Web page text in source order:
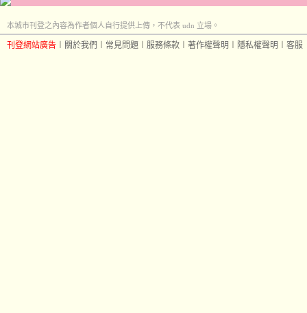
本城市刊登之內容為作者個人自行提供上傳，不代表 udn 立場。
刊登網站廣告 關於我們 常見問題 服務條款 著作權聲明 隱私權聲明 客服